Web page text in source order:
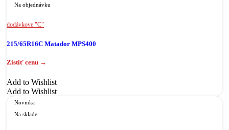
Na objednávku
dodávkove "C"
215/65R16C Matador MPS400
Add to Wishlist
Add to Wishlist
Novinka
Na sklade